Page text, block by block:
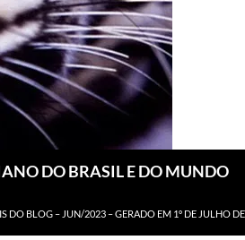
DO BRASIL E DO MUNDO
DO BLOG – JUN/2023 – GERADO EM 1º DE JULHO